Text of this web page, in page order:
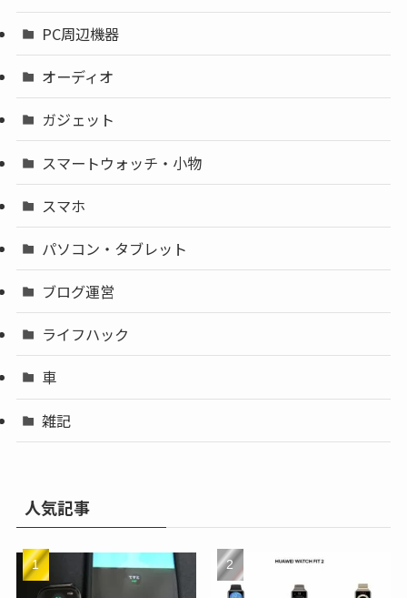
PC周辺機器
オーディオ
ガジェット
スマートウォッチ・小物
スマホ
パソコン・タブレット
ブログ運営
ライフハック
車
雑記
人気記事